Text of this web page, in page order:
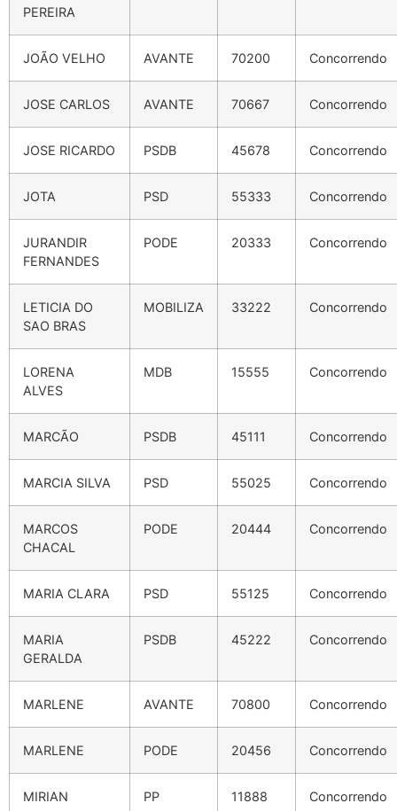
PEREIRA
JOÃO VELHO AVANTE 70200 Concorrendo
JOSE CARLOS AVANTE 70667 Concorrendo
JOSE RICARDO PSDB 45678 Concorrendo
JOTA PSD 55333 Concorrendo
JURANDIR
FERNANDES
PODE 20333 Concorrendo
LETICIA DO
SAO BRAS
MOBILIZA 33222 Concorrendo
LORENA
ALVES
MDB 15555 Concorrendo
MARCÃO PSDB 45111 Concorrendo
MARCIA SILVA PSD 55025 Concorrendo
MARCOS
CHACAL
PODE 20444 Concorrendo
MARIA CLARA PSD 55125 Concorrendo
MARIA
GERALDA
PSDB 45222 Concorrendo
MARLENE AVANTE 70800 Concorrendo
MARLENE PODE 20456 Concorrendo
MIRIAN PP 11888 Concorrendo